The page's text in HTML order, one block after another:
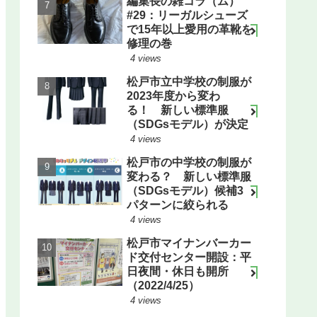
#29：リーガルシューズ
で15年以上愛用の革靴を
修理の巻
4 views
松戸市立中学校の制服が
2023年度から変わ
る！ 新しい標準服
（SDGsモデル）が決定
4 views
松戸市の中学校の制服が
変わる？ 新しい標準服
（SDGsモデル）候補3
パターンに絞られる
4 views
松戸市マイナンバーカー
ド交付センター開設：平
日夜間・休日も開所
（2022/4/25）
4 views